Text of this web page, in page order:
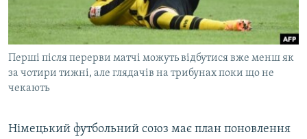
ВІДЕОУРОКИ «ELIFBE»
СВІДЧЕННЯ ОКУПАЦІЇ
УКРАЇНСЬКА ПРОБЛЕМА КРИМУ
ІНФОГРАФІКА
Русский
Qırımtatar
ДОЛУЧАЙСЯ!
Перші після перерви матчі можуть відбутися вже менш як
за чотири тижні, але глядачів на трибунах поки що не
чекають
Німецький футбольний союз має план поновлення